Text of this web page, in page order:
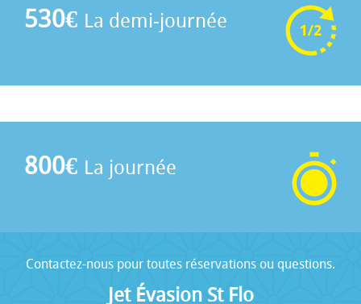
530€ La demi-journée
800€ La journée
Contactez-nous pour toutes réservations ou questions.
Jet Évasion St Flo